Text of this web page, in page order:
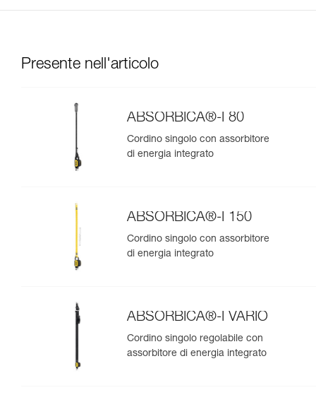
Presente nell'articolo
ABSORBICA®-I 80
Cordino singolo con assorbitore
di energia integrato
ABSORBICA®-I 150
Cordino singolo con assorbitore
di energia integrato
ABSORBICA®-I VARIO
Cordino singolo regolabile con
assorbitore di energia integrato